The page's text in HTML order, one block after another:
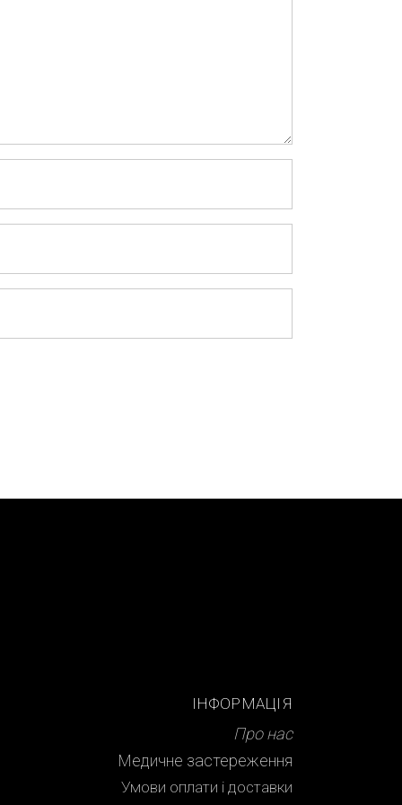
ІНФОРМАЦІЯ
Про нас
Медичне застереження
Умови оплати і доставки